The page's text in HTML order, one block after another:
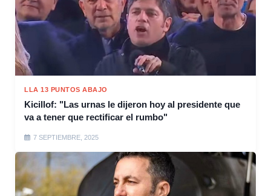
LLA 13 PUNTOS ABAJO
Kicillof: "Las urnas le dijeron hoy al presidente que
va a tener que rectificar el rumbo"
7 SEPTIEMBRE, 2025